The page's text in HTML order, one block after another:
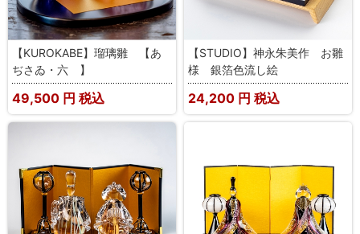
【KUROKABE】瑠璃雛 【あ
ぢさゐ・六 】
49,500 円 税込
【STUDIO】神永朱美作 お雛
様 銀箔色流し絵
24,200 円 税込